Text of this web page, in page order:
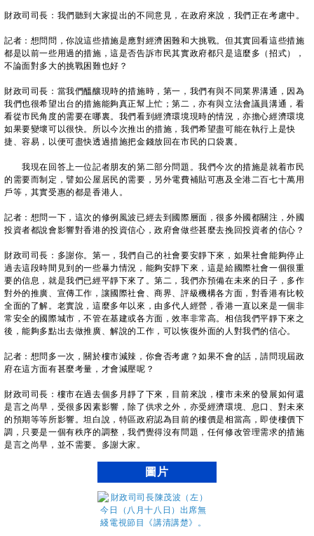
財政司司長：我們聽到大家提出的不同意見，在政府來說，我們正在考慮中。
記者：想問問，你說這些措施是應對經濟困難和大挑戰。但其實回看這些措施
都是以前一些用過的措施，這是否告訴市民其實政府都只是這麼多（招式），
不論面對多大的挑戰困難也好？
財政司司長：當我們醞釀現時的措施時，第一，我們有與不同業界溝通，因為
我們也很希望出台的措施能夠真正幫上忙；第二，亦有與立法會議員溝通，看
看從市民角度的需要在哪裏。我們看到經濟環境現時的情況，亦擔心經濟環境
如果要變壞可以很快。所以今次推出的措施，我們希望盡可能在執行上是快
捷、容易，以便可盡快透過措施把金錢放回在市民的口袋裏。
我現在回答上一位記者朋友的第二部分問題。我們今次的措施是就着市民
的需要而制定，譬如公屋居民的需要，另外電費補貼可惠及全港二百七十萬用
戶等，其實受惠的都是香港人。
記者：想問一下，這次的修例風波已經去到國際層面，很多外國都關注，外國
投資者都說會影響對香港的投資信心，政府會做些甚麼去挽回投資者的信心？
財政司司長：多謝你。第一，我們自己的社會要安靜下來，如果社會能夠停止
過去這段時間見到的一些暴力情況，能夠安靜下來，這是給國際社會一個很重
要的信息，就是我們已經平靜下來了。第二，我們亦預備在未來的日子，多作
對外的推廣、宣傳工作，讓國際社會、商界、評級機構各方面，對香港有比較
全面的了解。老實說，這麼多年以來，由多代人經營，香港一直以來是一個非
常安全的國際城市，不管在基建或各方面，效率非常高。相信我們平靜下來之
後，能夠多點出去做推廣、解說的工作，可以恢復外面的人對我們的信心。
記者：想問多一次，關於樓市減辣，你會否考慮？如果不會的話，請問現屆政
府在這方面有甚麼考量，才會減壓呢？
財政司司長：樓市在過去個多月靜了下來，目前來說，樓市未來的發展如何還
是言之尚早，受很多因素影響，除了供求之外，亦受經濟環境、息口、對未來
的預期等等所影響。坦白說，特區政府認為目前的樓價是相當高，即使樓價下
調，只要是一個有秩序的調整，我們覺得沒有問題，任何修改管理需求的措施
是言之尚早，並不需要。多謝大家。
圖片